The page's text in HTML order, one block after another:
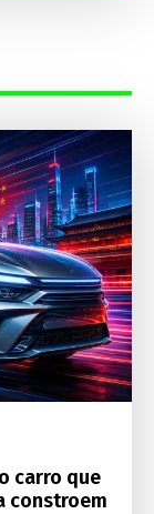
carro que
constroem